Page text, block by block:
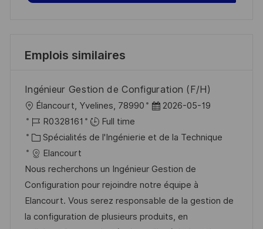
Emplois similaires
Ingénieur Gestion de Configuration (F/H)
o
c
a
l
i
s
a
Élancourt, Yvelines, 78990
D
t
d
’
a
f
2026-05-19
R
é
f
é
r
e
n
R0328161
Full time
C
a
t
é
g
o
Spécialités de l'Ingénierie et de la Technique
Elancourt
Nous recherchons un Ingénieur Gestion de
Configuration pour rejoindre notre équipe à
Elancourt. Vous serez responsable de la gestion de
la configuration de plusieurs produits, en